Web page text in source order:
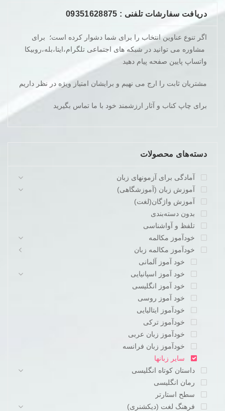
دریافت سفارشات تلفنی : 09351628875
اگر تنوع عناوین انتخاب را برای شما دشوار کرده است؛ برای
مشاوره می توانید در شبکه های اجتماعی تلگرام،ایتا،بله،روبیکا
واتساپ پایین صفحه پیام دهید
مشتریان ثابت را ارج می نهیم و برایشان امتیاز ویژه در نظر داریم
برای چاپ کناب و آثار ارزشمند خود با ما تماس بگیرید
دسته‌های محصولات
آمادگی برای آزمونهای زبان
آموزش زبان (آموزشگاهی)
آموزش واژگان(لغت)
بدون دسته‌بندی
تلفظ و آواشناسی
خودآموز مکالمه
خودآموز مکالمه زبان
خود آموز آلمانی
خود آموز اسپانیایی
خود آموز انگلیسی
خود آموز روسی
خودآموز ایتالیایی
خودآموز ترکی
خودآموز زبان عربی
خودآموز زبان فرانسه
سایر زبانها
داستان کوتاه انگلیسی
رمان انگلیسی
سطح استارتر
فرهنگ لغت (دیکشنری)